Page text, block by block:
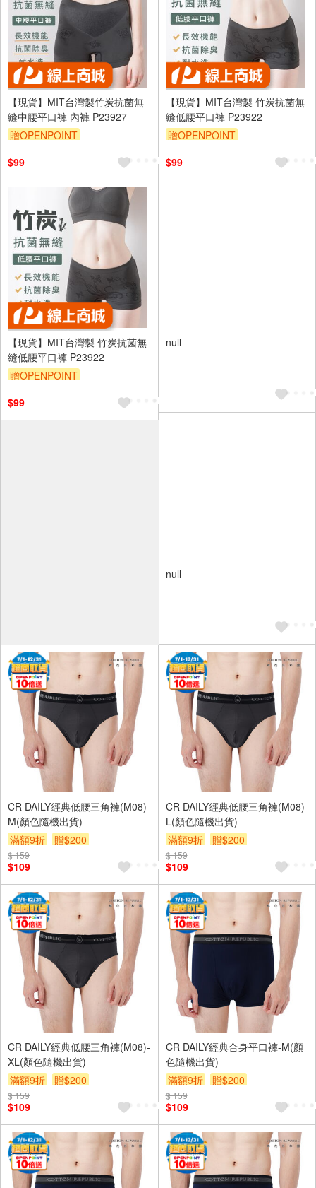
【現貨】MIT台灣製竹炭抗菌無
縫中腰平口褲 內褲 P23927
贈OPENPOINT
$99
【現貨】MIT台灣製 竹炭抗菌無
縫低腰平口褲 P23922
贈OPENPOINT
$99
【現貨】MIT台灣製 竹炭抗菌無
縫低腰平口褲 P23922
贈OPENPOINT
$99
null
null
CR DAILY經典低腰三角褲(M08)-
M(顏色隨機出貨)
滿額9折
贈$200
$ 159
$109
CR DAILY經典低腰三角褲(M08)-
L(顏色隨機出貨)
滿額9折
贈$200
$ 159
$109
CR DAILY經典低腰三角褲(M08)-
XL(顏色隨機出貨)
滿額9折
贈$200
$ 159
$109
CR DAILY經典合身平口褲-M(顏
色隨機出貨)
滿額9折
贈$200
$ 159
$109